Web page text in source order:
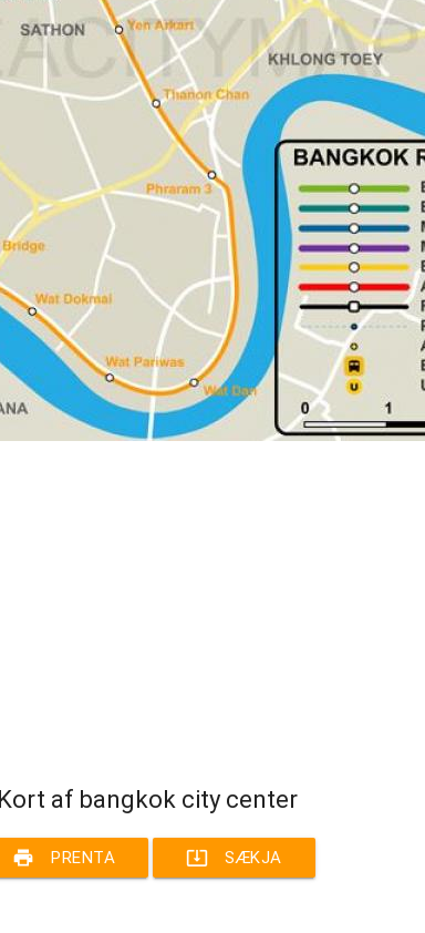
Kort af bangkok city center
print PRENTA system_update_alt SÆKJA